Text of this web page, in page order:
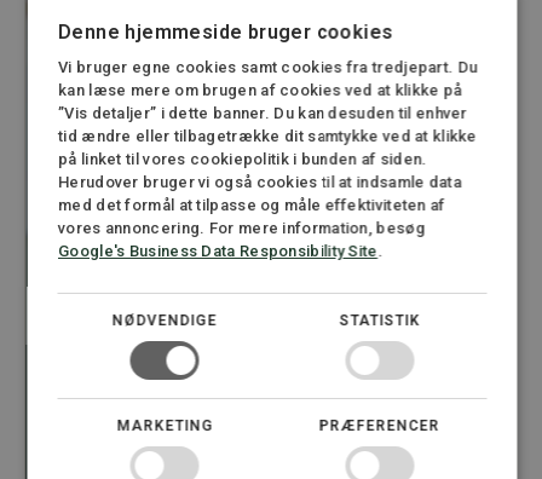
Jens Axel Kruchov
Advokat, Partner
Denne hjemmeside bruger cookies
Vi bruger egne cookies samt cookies fra tredjepart. Du
kan læse mere om brugen af cookies ved at klikke på
”Vis detaljer” i dette banner. Du kan desuden til enhver
tid ændre eller tilbagetrække dit samtykke ved at klikke
på linket til vores cookiepolitik i bunden af siden.
Herudover bruger vi også cookies til at indsamle data
med det formål at tilpasse og måle effektiviteten af
vores annoncering. For mere information, besøg
Google's Business Data Responsibility Site.
NØDVENDIGE STATISTIK
MARKETING PRÆFERENCER